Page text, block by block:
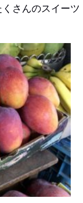
さんのスイーツ